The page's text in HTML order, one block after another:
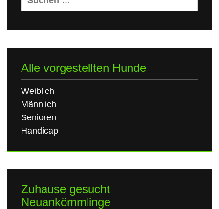
nach:
Alle vorgestellten Hunde
Weiblich
Männlich
Senioren
Handicap
Zuhause gesucht
Neuankömmlinge